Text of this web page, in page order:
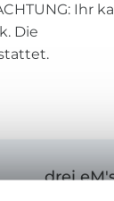
Ihr
Die
drei